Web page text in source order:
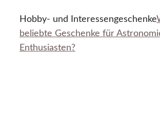
Hobby- und Interessengeschenke
beliebte Geschenke für
Enthusiasten?